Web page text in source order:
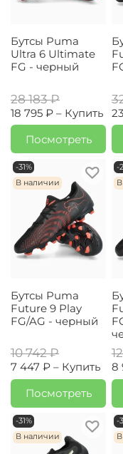
Бутсы Puma
Ultra 6 Ultimate
FG - черный
28 183 ₽
18 795 ₽ – Купить
Посмотреть
-31%
В наличии
Бутсы Puma
Future 9 Play
FG/AG - черный
10 742 ₽
7 447 ₽ – Купить
Посмотреть
-
8
-31%
В наличии
-